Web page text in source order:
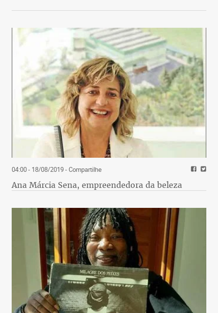
04:00 - 18/08/2019- Compartilhe
Ana Márcia Sena, empreendedora da beleza